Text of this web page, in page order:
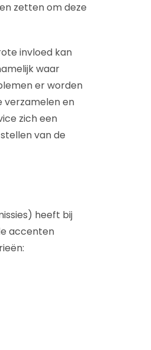
zetten om deze
invloed kan
waar
er worden
verzamelen en
zich een
van de
heeft bij
accenten